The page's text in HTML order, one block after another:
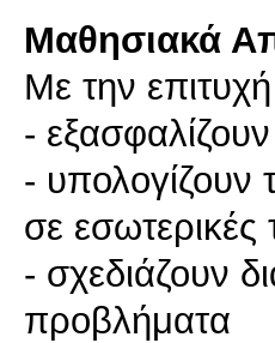
Μαθησιακά
Με την
-
- υπολογίζουν
σε
- σχεδιάζουν
προβλήματα